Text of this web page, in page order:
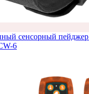
сенсорный пейджер
6